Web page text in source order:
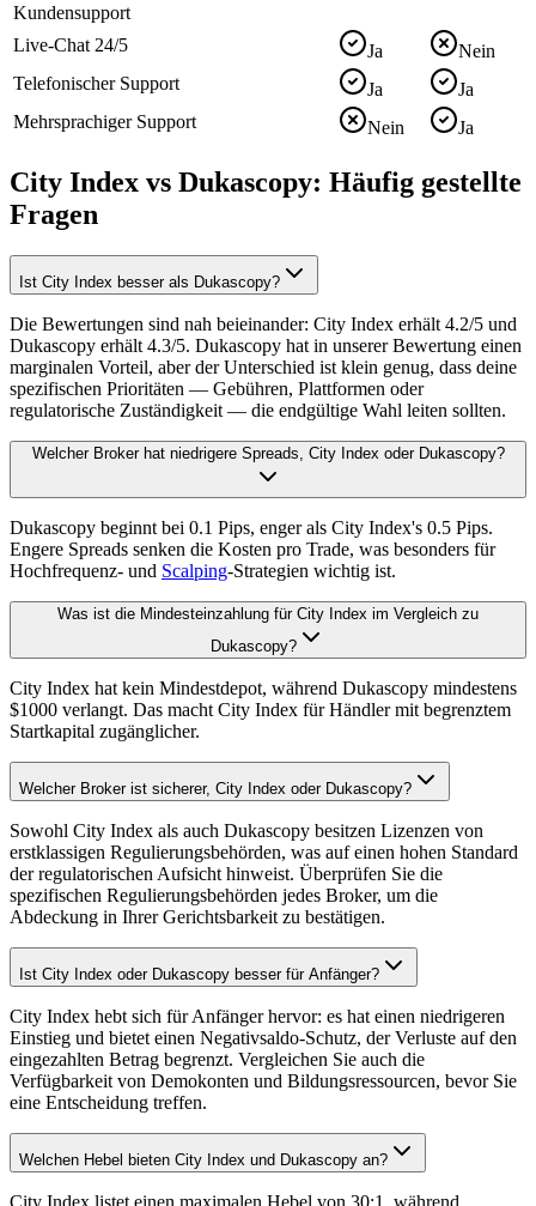
Kundensupport
Live-Chat 24/5
Ja
Nein
Telefonischer Support
Ja
Ja
Mehrsprachiger Support
Nein Ja
City Index vs Dukascopy: Häufig gestellte
Fragen
Ist City Index besser als Dukascopy?
Die Bewertungen sind nah beieinander: City Index erhält 4.2/5 und
Dukascopy erhält 4.3/5. Dukascopy hat in unserer Bewertung einen
marginalen Vorteil, aber der Unterschied ist klein genug, dass deine
spezifischen Prioritäten — Gebühren, Plattformen oder
regulatorische Zuständigkeit — die endgültige Wahl leiten sollten.
Welcher Broker hat niedrigere Spreads, City Index oder Dukascopy?
Dukascopy beginnt bei 0.1 Pips, enger als City Index's 0.5 Pips.
Engere Spreads senken die Kosten pro Trade, was besonders für
Hochfrequenz- und Scalping-Strategien wichtig ist.
Was ist die Mindesteinzahlung für City Index im Vergleich zu
Dukascopy?
City Index hat kein Mindestdepot, während Dukascopy mindestens
$1000 verlangt. Das macht City Index für Händler mit begrenztem
Startkapital zugänglicher.
Welcher Broker ist sicherer, City Index oder Dukascopy?
Sowohl City Index als auch Dukascopy besitzen Lizenzen von
erstklassigen Regulierungsbehörden, was auf einen hohen Standard
der regulatorischen Aufsicht hinweist. Überprüfen Sie die
spezifischen Regulierungsbehörden jedes Broker, um die
Abdeckung in Ihrer Gerichtsbarkeit zu bestätigen.
Ist City Index oder Dukascopy besser für Anfänger?
City Index hebt sich für Anfänger hervor: es hat einen niedrigeren
Einstieg und bietet einen Negativsaldo-Schutz, der Verluste auf den
eingezahlten Betrag begrenzt. Vergleichen Sie auch die
Verfügbarkeit von Demokonten und Bildungsressourcen, bevor Sie
eine Entscheidung treffen.
Welchen Hebel bieten City Index und Dukascopy an?
City Index listet einen maximalen Hebel von 30:1, während